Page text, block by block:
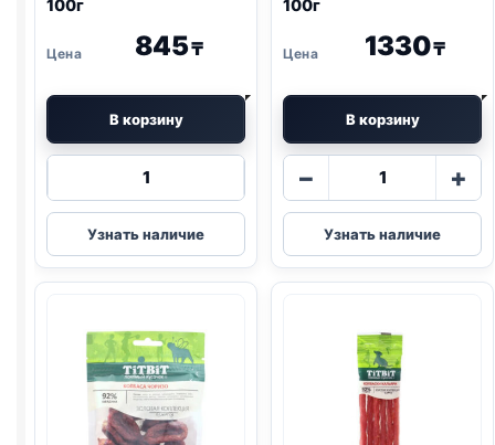
100г
845₸
В корзину
Количество
TitBit
лак.
(ДРЕССУРА,
КРОЛИК)
100г
Узнать наличие
100г
1330₸
В корзину
−
Количество
TitBit
(МИНИ
ПОРОДЫ,
100г
+
Узнать наличие